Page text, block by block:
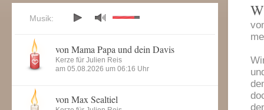
Musik:
von Mama Papa und dein Davis
Kerze für Julien Reis
am 05.08.2026 um 06:16 Uhr
von Max Sealtiel